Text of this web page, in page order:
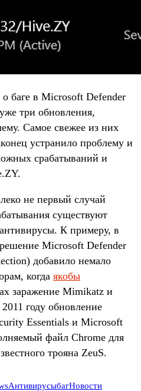
баге в Microsoft Defender
три обновления,
Самое свежее из них
устранило проблему и
срабатываний и
не первый случай
существуют
К примеру, в
Microsoft Defender
добавило немало
когда якобы
заражение Mimikatz и
году обновление
Essentials и Microsoft
файл Chrome для
трояна ZeuS.
АнтивирусыбагНовости